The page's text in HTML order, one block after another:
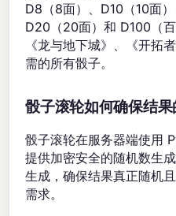
D8（8面）、D10（10面）
D20（20面）和 D100（
《龙与地下城》、《开拓
需的所有骰子。
骰子滚轮如何确保结
骰子滚轮在服务器端使用
提供加密安全的随机数生
生成，确保结果真正随机
需求。